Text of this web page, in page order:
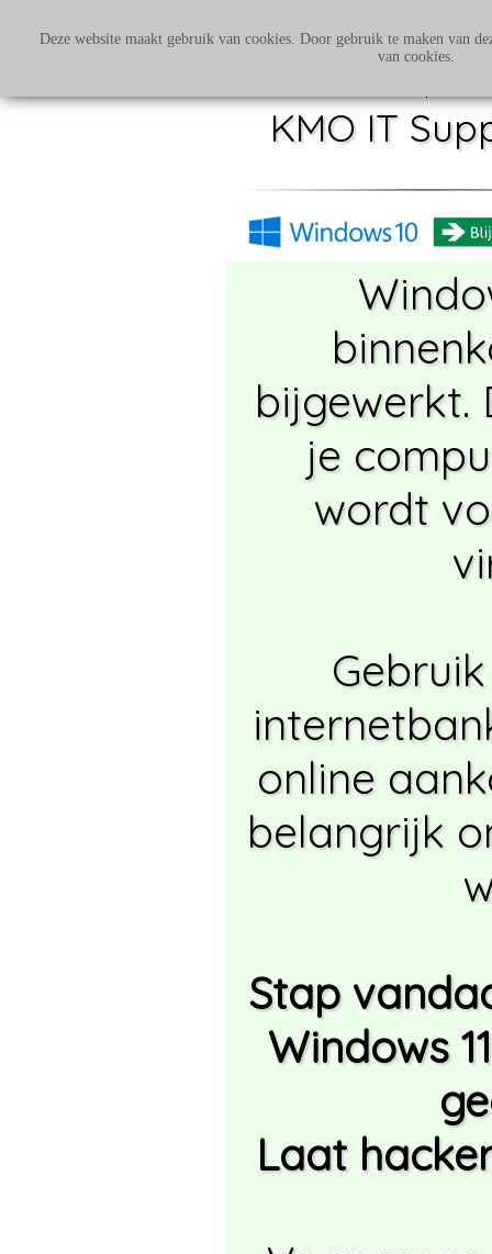
Deze website maakt gebruik van cookies. Door gebruik te maken van
van cookies.
KMO IT
bijgewerkt.
je
wordt
online
belangrijk
Stap
Windows
Laat